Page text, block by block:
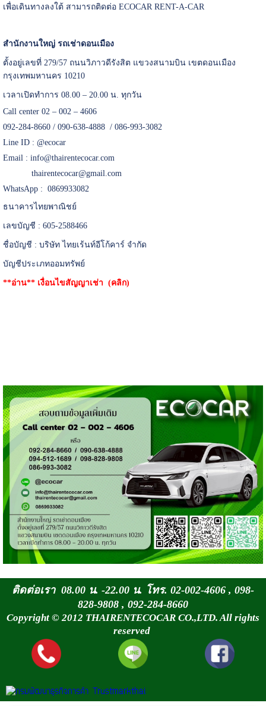
เพื่อเดินทางลงใต้ สามารถติดต่อ ECOCAR RENT-A-CAR
สำนักงานใหญ่ รถเช่าดอนเมือง
ตั้งอยู่เลขที่ 279/57 ถนนวิภาวดีรังสิต แขวงสนามบิน เขตดอนเมือง
กรุงเทพมหานคร 10210
เวลาเปิดทำการ 08.00 – 20.00 น. ทุกวัน
Call center 02 – 002 – 4606
092-284-8660 / 090-638-4888 / 086-993-3082
Line ID : @ecocar
Email : info@thairentecocar.com
thairentecocar@gmail.com
WhatsApp : 0869933082
ธนาคารไทยพาณิชย์
เลขบัญชี : 605-2588466
ชื่อบัญชี : บริษัท ไทยเร้นท์อีโก้คาร์ จำกัด
บัญชีประเภทออมทรัพย์
**อ่าน** เงื่อนไขสัญญาเช่า (คลิก)
ติดต่อเรา 08.00 น. -22.00 น. โทร. 02-002-4606 , 098-
828-9808 , 092-284-8660
Copyright © 2012 THAIRENTECOCAR CO.,LTD. All rights
reserved